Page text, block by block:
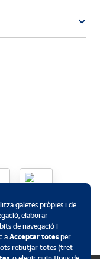
galetes pròpies i de
elaborar
de navegació i
a Acceptar totesper
rebutjar totes (tret